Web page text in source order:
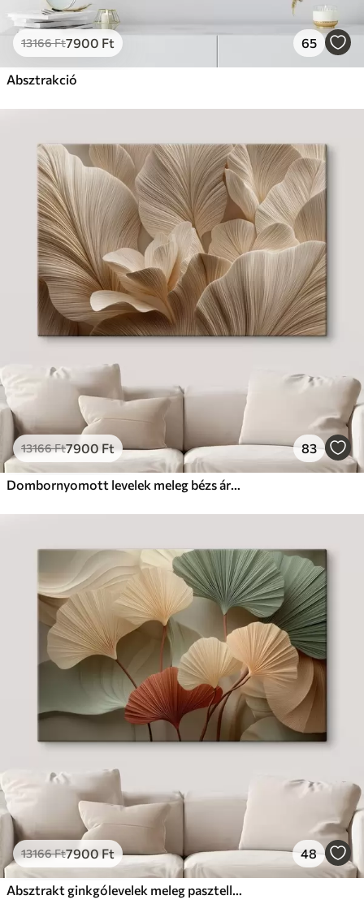
13166Ft7900 Ft 65
Absztrakció
13166Ft7900 Ft 83
Dombornyomott levelek meleg bézs árnyalatokban
13166Ft7900Ft 48
Absztrakt ginkgólevelek meleg pasztell színekben